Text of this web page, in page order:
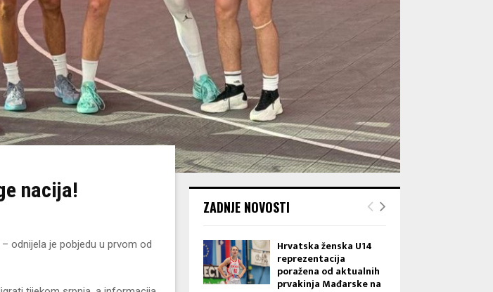
nacija!
odnijela je pobjedu u prvom od
ZADNJE NOVOSTI
Hrvatska ženska U14
reprezentacija
poražena od aktualnih
prvakinja Mađarske na